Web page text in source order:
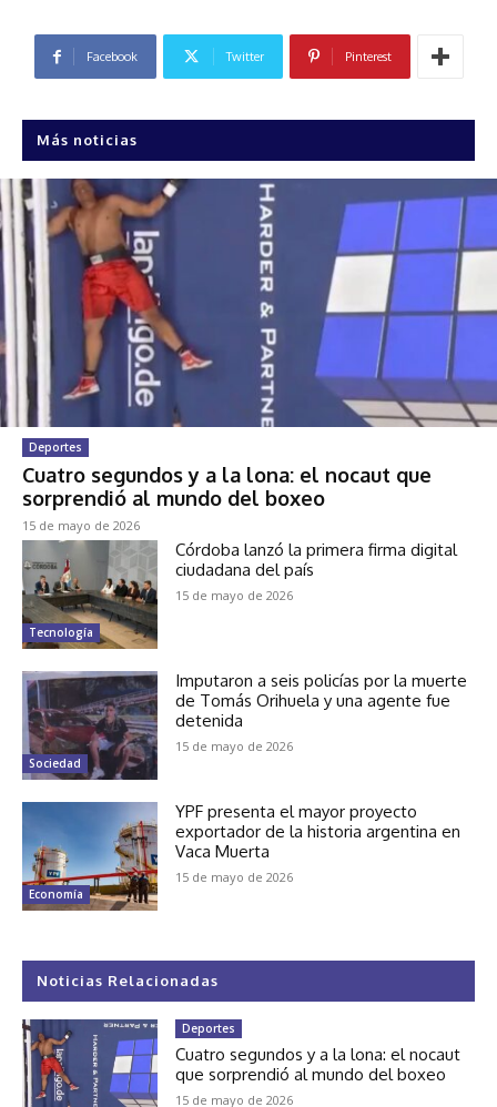
Facebook Twitter Pinterest
Más noticias
Deportes
Cuatro segundos y a la lona: el nocaut que
sorprendió al mundo del boxeo
15 de mayo de 2026
Tecnología
Córdoba lanzó la primera firma digital
ciudadana del país
15 de mayo de 2026
Sociedad
Imputaron a seis policías por la muerte
de Tomás Orihuela y una agente fue
detenida
15 de mayo de 2026
Economía
YPF presenta el mayor proyecto
exportador de la historia argentina en
Vaca Muerta
15 de mayo de 2026
Noticias Relacionadas
Deportes
Cuatro segundos y a la lona: el nocaut
que sorprendió al mundo del boxeo
15 de mayo de 2026